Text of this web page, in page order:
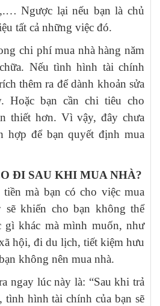
Ngược lại nếu bạn là chủ
tất cả những việc đó.
chi phí mua nhà hàng năm
Nếu tình hình tài chính
thêm ra để dành khoản sửa
Hoặc bạn cần chi tiêu cho
thiết hơn. Vì vậy, đây chưa
hợp để bạn quyết định mua
ĐI SAU KHI MUA NHÀ?
mà bạn có cho việc mua
khiến cho bạn không thể
gì khác mà mình muốn, như
hội, đi du lịch, tiết kiệm hưu
không nên mua nhà.
ngay lúc này là: “Sau khi trả
tình hình tài chính của bạn sẽ